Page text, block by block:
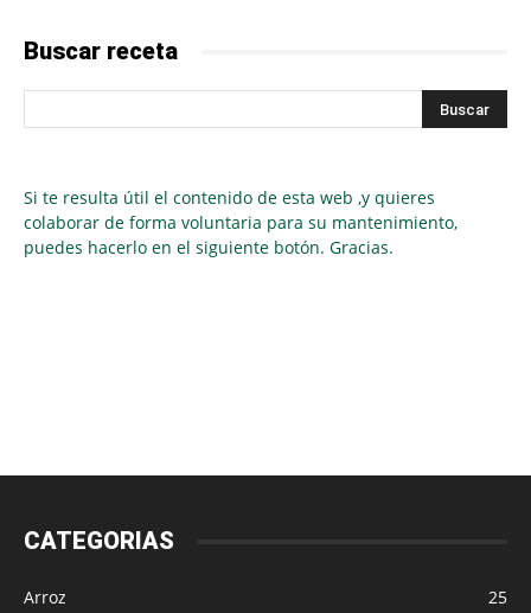
Buscar receta
Si te resulta útil el contenido de esta web ,y quieres
colaborar de forma voluntaria para su mantenimiento,
puedes hacerlo en el siguiente botón. Gracias.
CATEGORIAS
Arroz
25